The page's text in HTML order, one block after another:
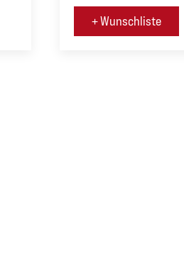
+ Wunschliste